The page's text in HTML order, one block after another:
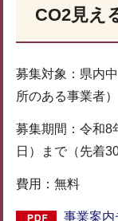
CO2見え
募集対象：県内
所のある事業者）
募集期間：令和8
日）まで（先着30
費用：無料
事業案内